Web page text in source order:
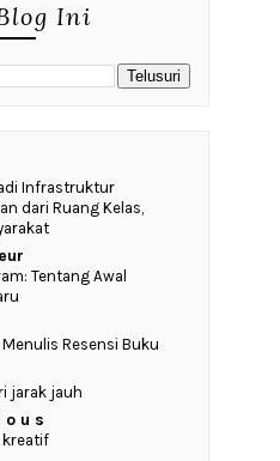
Ini
Infrastruktur
dari Ruang Kelas,
Tentang Awal
Resensi Buku
jarak jauh
u s
kreatif